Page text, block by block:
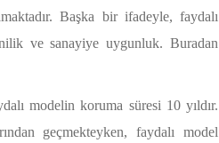
Başka bir ifadeyle, faydalı
ve sanayiye uygunluk. Buradan
modelin koruma süresi 10 yıldır.
geçmekteyken, faydalı model